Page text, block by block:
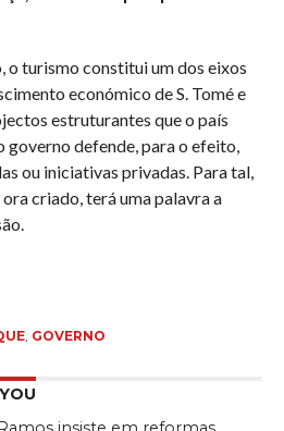
turismo constitui um dos eixos
económico de S. Tomé e
estruturantes que o país
governo defende, para o efeito,
ou iniciativas privadas. Para tal,
criado, terá uma palavra a
, GOVERNO